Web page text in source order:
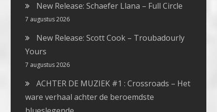
New Release: Schaefer Llana – Full Circle
7 augustus 2026
New Release: Scott Cook – Troubadourly
Yours
7 augustus 2026
ACHTER DE MUZIEK #1 : Crossroads – Het
ware verhaal achter de beroemdste